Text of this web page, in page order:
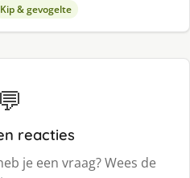
Kip & gevogelte
💬
reacties
je een vraag? Wees de